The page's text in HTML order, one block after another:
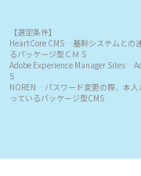
【選定条件】
HeartCore CMS…基幹システムとの
るパッケージ型ＣＭＳ
Adobe Experience Manager
S
NOREN…パスワード変更の際、本
っているパッケージ型CMS